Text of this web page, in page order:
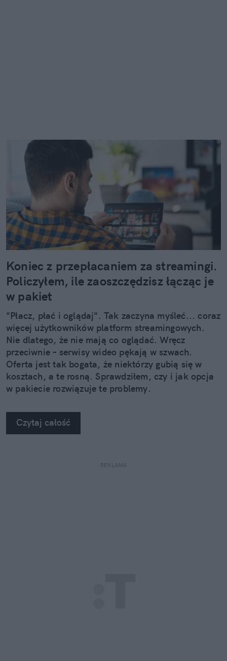
Koniec z przepłacaniem za streamingi.
Policzyłem, ile zaoszczędzisz łącząc je
w pakiet
"Płacz, płać i oglądaj". Tak zaczyna myśleć... coraz
więcej użytkowników platform streamingowych.
Nie dlatego, że nie mają co oglądać. Wręcz
przeciwnie – serwisy wideo pękają w szwach.
Oferta jest tak bogata, że niektórzy gubią się w
kosztach, a te rosną. Sprawdziłem, czy i jak opcja
w pakiecie rozwiązuje te problemy.
Czytaj całość
REKLAMA